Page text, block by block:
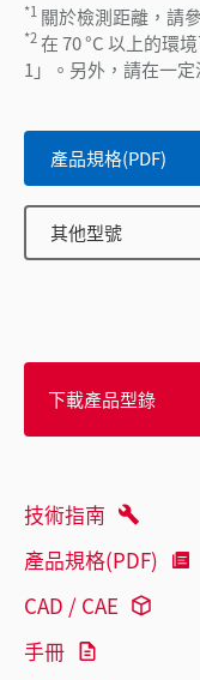
*1 關於檢測距離，請
*2在 70 °C 以上的環
1」。另外，請在一
產品規格(PDF)
其他型號
下載產品型錄
技術指南
產品規格(PDF)
CAD / CAE
手冊